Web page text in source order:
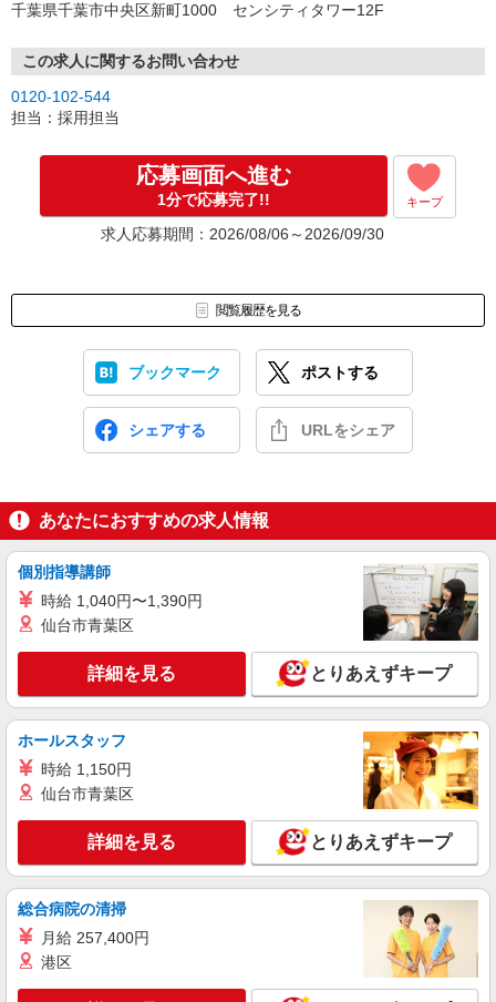
千葉県千葉市中央区新町1000 センシティタワー12F
この求人に関するお問い合わせ
0120-102-544
担当：採用担当
応募画面へ進む
1分で応募完了!! キープ
求人応募期間：2026/08/06～2026/09/30
閲覧履歴を見る
ブックマーク ポストする
シェアする URLをシェア
あなたにおすすめの求人情報
個別指導講師
時給 1,040円〜1,390円
仙台市青葉区
詳細を見る とりあえずキープ
ホールスタッフ
時給 1,150円
仙台市青葉区
詳細を見る とりあえずキープ
総合病院の清掃
月給 257,400円
港区